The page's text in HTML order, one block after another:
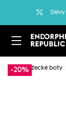
Slevy
-20%
… Běžecké boty